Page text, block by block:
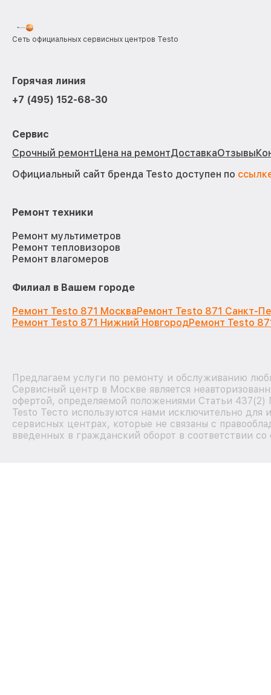
Сеть официальных сервисных центров Testo
Горячая линия
+7 (495) 152-68-30
Сервис
Срочный ремонтЦена на ремонтДоставкаОтзывы
Официальный сайт бренда Testo доступен по
Ремонт техники
Ремонт мультиметров
Ремонт тепловизоров
Ремонт влагомеров
Филиал в Вашем городе
Ремонт Testo 871 МоскваРемонт Testo 871 Санкт-
Ремонт Testo 871 Нижний НовгородРемонт Testo
Предлагаем услуги по ремонту и обслуживанию
Сервисный центр в Москве является
офертой, определяемой положениями Статьи
Testo Тесто используются нами исключительно
сервисных центрах, которые не связаны с
введенных в гражданский оборот в соответствии